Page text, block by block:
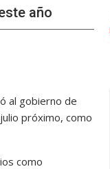
año
al gobierno de
próximo, como
como